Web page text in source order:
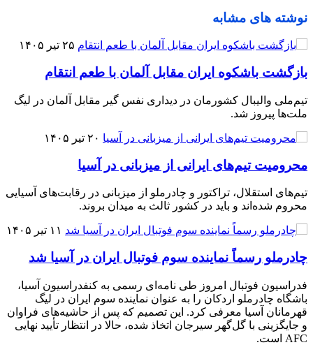
نوشته های مشابه
۲۵ تیر ۱۴۰۵
بازگشت باشکوه ایران مقابل آلمان با طعم انتقام
تیم‌ملی والیبال کشورمان در دیداری نفس گیر مقابل آلمان در لیگ
ملت‌ها پیروز شد.
۲۰ تیر ۱۴۰۵
محرومیت تیم‌های ایرانی از میزبانی در آسیا
تیم‌های استقلال، تراکتور و چادرملو از میزبانی در رقابت‌های آسیایی
محروم شده‌اند و باید در کشور ثالث به میدان بروند.
۱۱ تیر ۱۴۰۵
چادرملو رسماً نماینده سوم فوتبال ایران در آسیا شد
فدراسیون فوتبال امروز طی نامه‌ای رسمی به کنفدراسیون آسیا،
باشگاه چادرملو اردکان را به عنوان نماینده سوم ایران در لیگ
قهرمانان آسیا معرفی کرد. این تصمیم که پس از حاشیه‌های فراوان
و جایگزینی با گل‌گهر سیرجان اتخاذ شده، حالا در انتظار تأیید نهایی
AFC است.